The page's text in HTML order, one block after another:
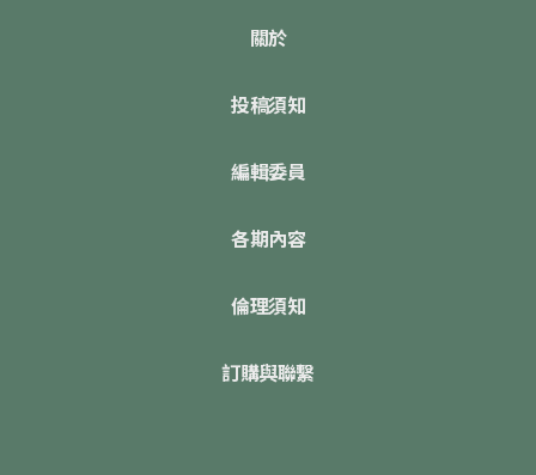
關於
投稿須知
編輯委員
各期內容
倫理須知
訂購與聯繫